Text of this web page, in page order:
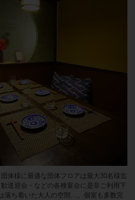
体様に最適な団体フロアは最大30名様迄
送迎会・などの各種宴会に是非ご利用下
落ち着いた大人の空間…。個室も多数完